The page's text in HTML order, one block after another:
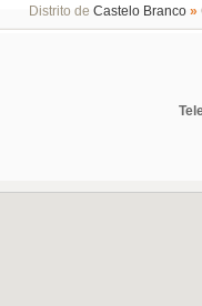
Distrito de Castelo Branco »